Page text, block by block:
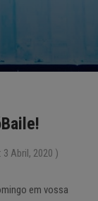
Abril, 2020 )
em vossa